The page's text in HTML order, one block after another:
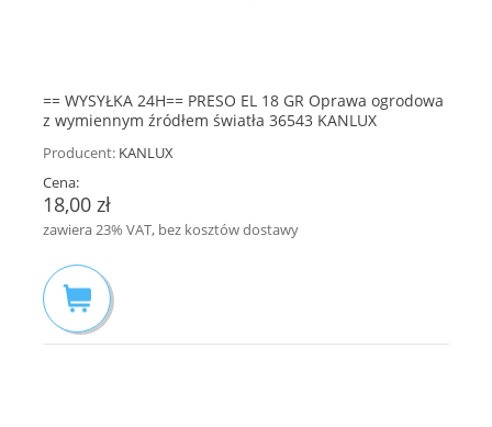
== WYSYŁKA 24H== PRESO EL 18 GR Oprawa ogrodowa
z wymiennym źródłem światła 36543 KANLUX
Producent: KANLUX
Cena:
18,00 zł
zawiera 23% VAT, bez kosztów dostawy